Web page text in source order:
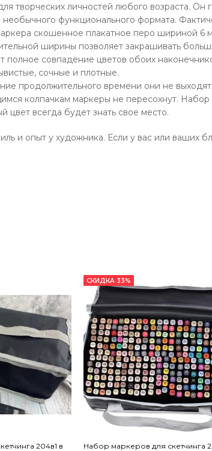
творческих личностей любого возраста.
функционального формата.
скошенное плакатное перо шириной 6
ширины позволяет закрашивать
полное совпадение цветов обоих
сочные и плотные.
продолжительного времени они не
колпачкам маркеры не пересохнут.
цвет всегда будет знать свое место.
и опыт у художника. Если у вас или ваших
204в1 в
СКИДКА 33%
Набор маркеров для скетчинга